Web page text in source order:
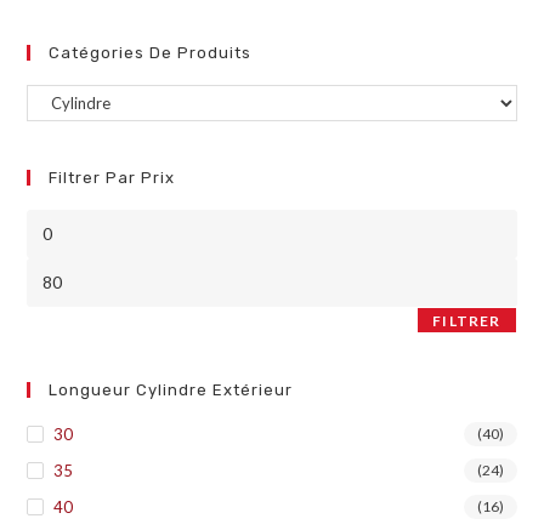
Catégories De Produits
Filtrer Par Prix
FILTRER
Longueur Cylindre Extérieur
30 (40)
35 (24)
40 (16)